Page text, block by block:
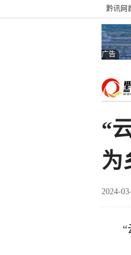
黔讯网
广告
“
为
2024-
“